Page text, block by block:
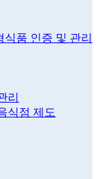
품 인증 및 관리
리
식점 제도